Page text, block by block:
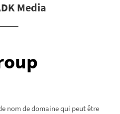
Media
nom de domaine qui peut être